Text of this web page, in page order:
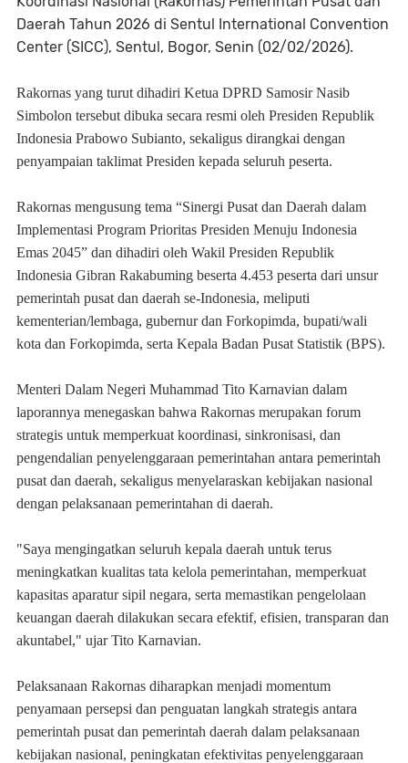
Daerah Tahun 2026 di Sentul International Convention
Center (SICC), Sentul, Bogor, Senin (02/02/2026).
Rakornas yang turut dihadiri Ketua DPRD Samosir Nasib
Simbolon tersebut dibuka secara resmi oleh Presiden Republik
Indonesia Prabowo Subianto, sekaligus dirangkai dengan
penyampaian taklimat Presiden kepada seluruh peserta.
Rakornas mengusung tema “Sinergi Pusat dan Daerah dalam
Implementasi Program Prioritas Presiden Menuju Indonesia
Emas 2045” dan dihadiri oleh Wakil Presiden Republik
Indonesia Gibran Rakabuming beserta 4.453 peserta dari unsur
pemerintah pusat dan daerah se-Indonesia, meliputi
kementerian/lembaga, gubernur dan Forkopimda, bupati/wali
kota dan Forkopimda, serta Kepala Badan Pusat Statistik (BPS).
Menteri Dalam Negeri Muhammad Tito Karnavian dalam
laporannya menegaskan bahwa Rakornas merupakan forum
strategis untuk memperkuat koordinasi, sinkronisasi, dan
pengendalian penyelenggaraan pemerintahan antara pemerintah
pusat dan daerah, sekaligus menyelaraskan kebijakan nasional
dengan pelaksanaan pemerintahan di daerah.
"Saya mengingatkan seluruh kepala daerah untuk terus
meningkatkan kualitas tata kelola pemerintahan, memperkuat
kapasitas aparatur sipil negara, serta memastikan pengelolaan
keuangan daerah dilakukan secara efektif, efisien, transparan dan
akuntabel," ujar Tito Karnavian.
Pelaksanaan Rakornas diharapkan menjadi momentum
penyamaan persepsi dan penguatan langkah strategis antara
pemerintah pusat dan pemerintah daerah dalam pelaksanaan
kebijakan nasional, peningkatan efektivitas penyelenggaraan